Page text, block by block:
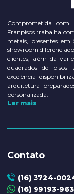
Comprometida com
Franpisos trabalha
metais, presentes
showroom
clientes, além da
quadrados de
excelência
arquitetura
personalizada.
Ler mais
Contato
(16) 3724-
(16) 99193-